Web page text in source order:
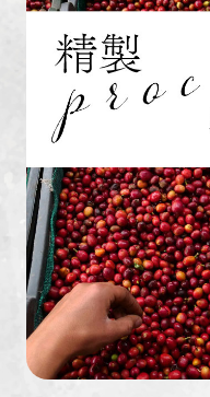
業務用
インドネシ
ア
ミャンマー